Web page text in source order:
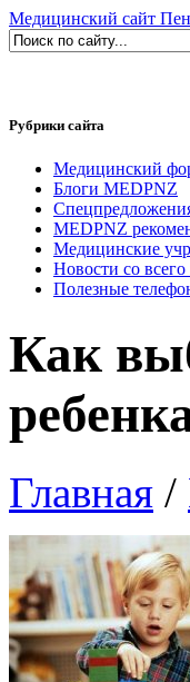
Медицинский сайт
Рубрики сайта
Медицинский
Блоги MEDPNZ
MEDPNZ
Медицинские
Новости со
Полезные
Как
Главная /